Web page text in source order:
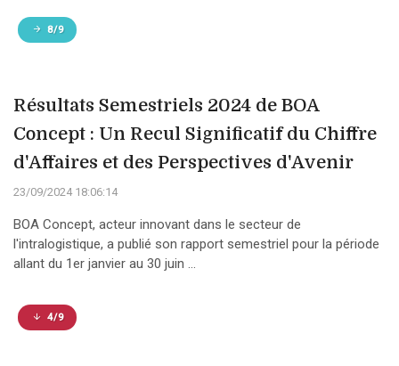
8/9
Résultats Semestriels 2024 de BOA
Concept : Un Recul Significatif du Chiffre
d'Affaires et des Perspectives d'Avenir
23/09/2024 18:06:14
BOA Concept, acteur innovant dans le secteur de
l'intralogistique, a publié son rapport semestriel pour la période
allant du 1er janvier au 30 juin ...
4/9